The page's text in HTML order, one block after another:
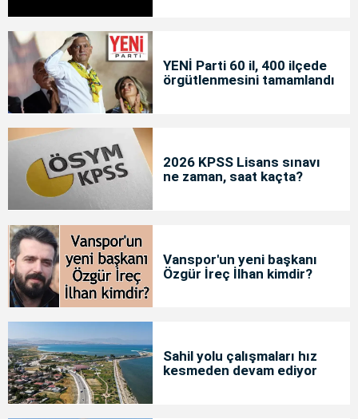
YENİ Parti 60 il, 400 ilçede
örgütlenmesini tamamlandı
2026 KPSS Lisans sınavı
ne zaman, saat kaçta?
Vanspor'un yeni başkanı
Özgür İreç İlhan kimdir?
Sahil yolu çalışmaları hız
kesmeden devam ediyor